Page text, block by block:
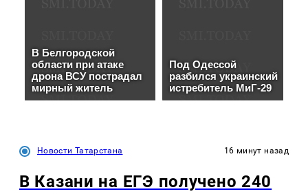
Новости Татарстана 16 минут назад
В Казани на ЕГЭ получено 240